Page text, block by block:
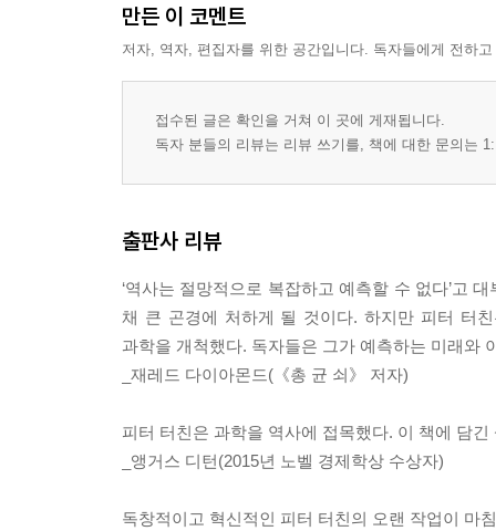
만든 이 코멘트
저자, 역자, 편집자를 위한 공간입니다. 독자들에게 전하
접수된 글은 확인을 거쳐 이 곳에 게재됩니다.
독자 분들의 리뷰는 리뷰 쓰기를, 책에 대한 문의는
출판사 리뷰
‘역사는 절망적으로 복잡하고 예측할 수 없다’고
채 큰 곤경에 처하게 될 것이다. 하지만 피터 터
과학을 개척했다. 독자들은 그가 예측하는 미래와
_재레드 다이아몬드(《총 균 쇠》 저자)
피터 터친은 과학을 역사에 접목했다. 이 책에 담
_앵거스 디턴(2015년 노벨 경제학상 수상자)
독창적이고 혁신적인 피터 터친의 오랜 작업이 마